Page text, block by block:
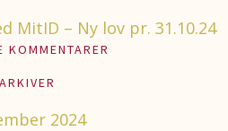
MitID – Ny lov pr. 31.10.24
KOMMENTARER
ARKIVER
2024